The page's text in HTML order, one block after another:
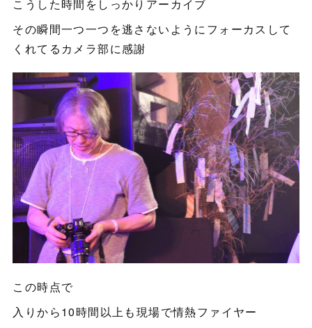
こうした時間をしっかりアーカイブ
その瞬間一つ一つを逃さないようにフォーカスして
くれてるカメラ部に感謝
この時点で
入りから10時間以上も現場で情熱ファイヤー